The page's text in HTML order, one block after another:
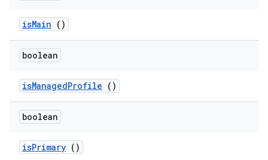
isMain ()
boolean
isManagedProfile ()
boolean
isPrimary ()